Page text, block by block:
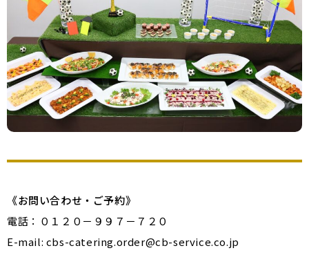
《お問い合わせ・ご予約》
電話：０１２０－９９７－７２０
E-mail: cbs-catering.order@cb-service.co.jp